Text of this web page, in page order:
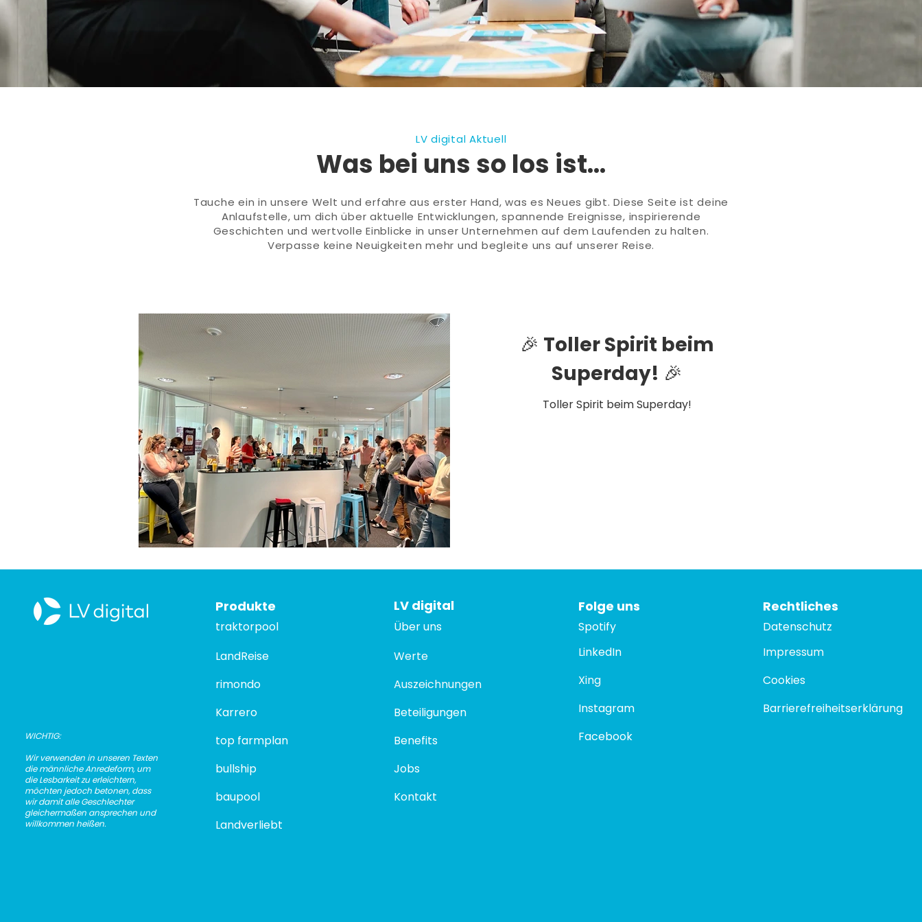
LV digital Aktuell
Was bei uns so los ist...
Tauche ein in unsere Welt und erfahre aus erster Hand, was es Neues gibt. Diese Seite ist deine
Anlaufstelle, um dich über aktuelle Entwicklungen, spannende Ereignisse, inspirierende
Geschichten und wertvolle Einblicke in unser Unternehmen auf dem Laufenden zu halten.
Verpasse keine Neuigkeiten mehr und begleite uns auf unserer Reise.
🎉 Toller Spirit beim
Superday! 🎉
Toller Spirit beim Superday!
​​WICHTIG:
Wir verwenden in unseren Texten
die männliche Anredeform, um
die Lesbarkeit zu erleichtern,
möchten jedoch betonen, dass
wir damit alle Geschlechter
gleichermaßen ansprechen und
willkommen heißen.
Produkte
traktorpool
LandReise
rimondo
Karrero
top farmplan
bullship
baupool
Landverliebt
LV digital
Über uns
Werte
Auszeichnungen
Beteiligungen
Benefits
Jobs
Kontakt
Folge uns
Spotify
LinkedIn
Xing
Instagram
Facebook
Rechtliches
Datenschutz
Impressum
Cookies
Barrierefreiheitserklärung